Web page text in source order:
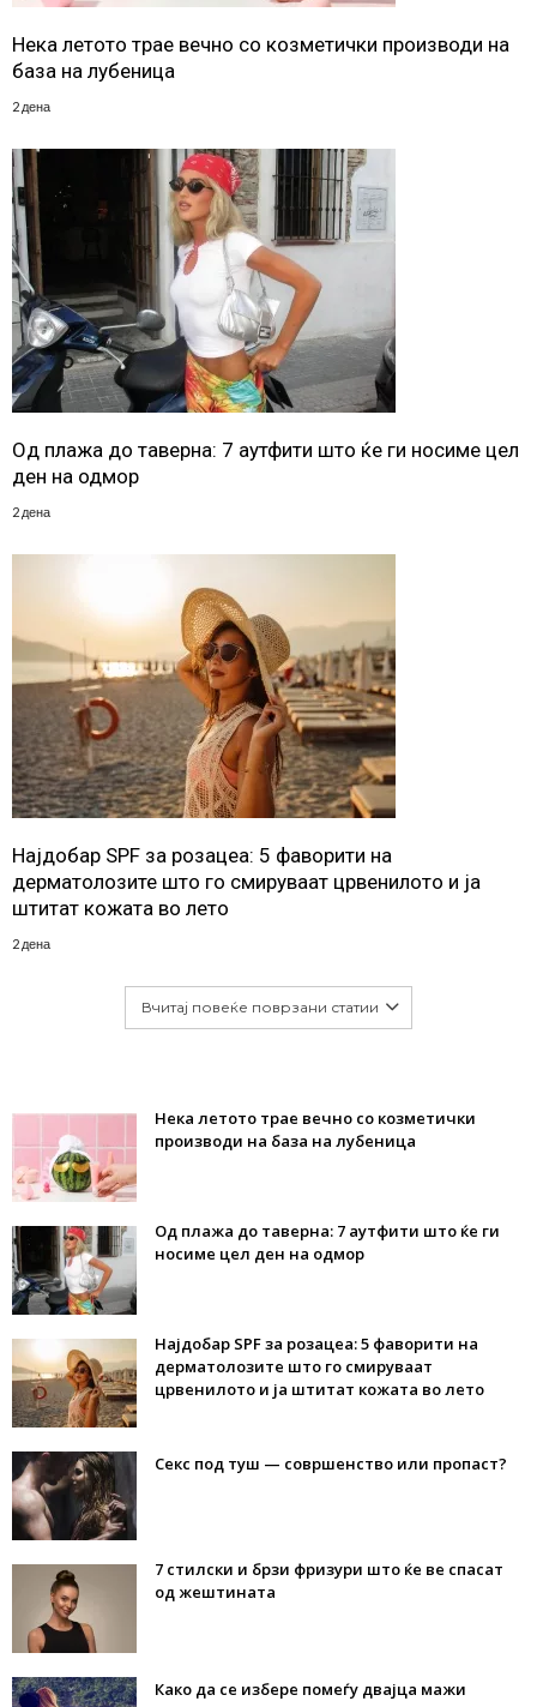
Нека летото трае вечно со козметички производи на
база на лубеница
2 дена
Од плажа до таверна: 7 аутфити што ќе ги носиме цел
ден на одмор
2 дена
Најдобар SPF за розацеа: 5 фаворити на
дерматолозите што го смируваат црвенилото и ја
штитат кожата во лето
2 дена
Вчитај повеќе поврзани статии
Нека летото трае вечно со козметички
производи на база на лубеница
Од плажа до таверна: 7 аутфити што ќе ги
носиме цел ден на одмор
Најдобар SPF за розацеа: 5 фаворити на
дерматолозите што го смируваат
црвенилото и ја штитат кожата во лето
Секс под туш — совршенство или пропаст?
7 стилски и брзи фризури што ќе ве спасат
од жештината
Како да се избере помеѓу двајца мажи